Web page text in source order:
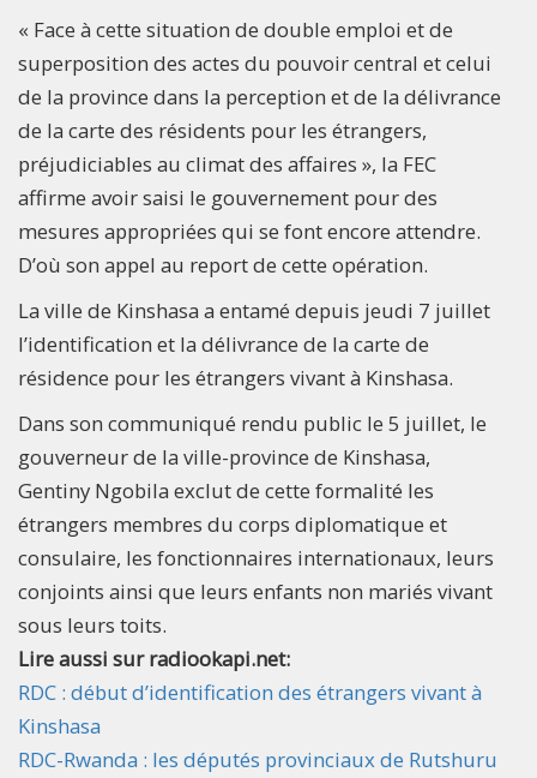
« Face à cette situation de double emploi et de
superposition des actes du pouvoir central et celui
de la province dans la perception et de la délivrance
de la carte des résidents pour les étrangers,
préjudiciables au climat des affaires », la FEC
affirme avoir saisi le gouvernement pour des
mesures appropriées qui se font encore attendre.
D’où son appel au report de cette opération.
La ville de Kinshasa a entamé depuis jeudi 7 juillet
l’identification et la délivrance de la carte de
résidence pour les étrangers vivant à Kinshasa.
Dans son communiqué rendu public le 5 juillet, le
gouverneur de la ville-province de Kinshasa,
Gentiny Ngobila exclut de cette formalité les
étrangers membres du corps diplomatique et
consulaire, les fonctionnaires internationaux, leurs
conjoints ainsi que leurs enfants non mariés vivant
sous leurs toits.
Lire aussi sur radiookapi.net:
RDC : début d’identification des étrangers vivant à
Kinshasa
RDC-Rwanda : les députés provinciaux de Rutshuru